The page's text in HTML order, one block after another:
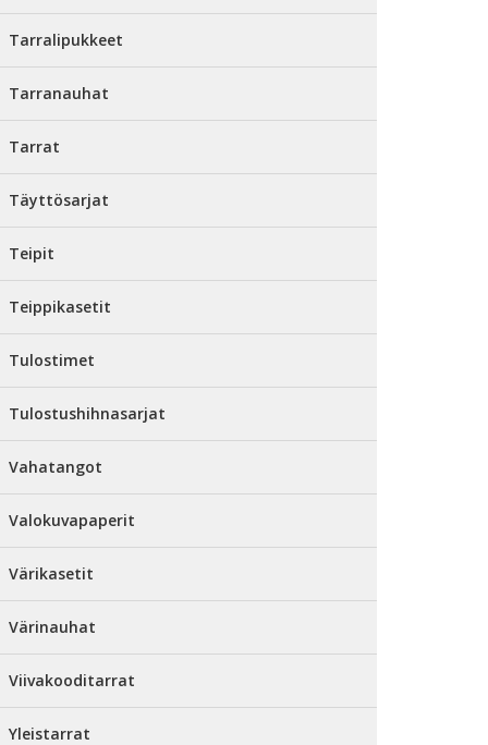
Tarralipukkeet
Tarranauhat
Tarrat
Täyttösarjat
Teipit
Teippikasetit
Tulostimet
Tulostushihnasarjat
Vahatangot
Valokuvapaperit
Värikasetit
Värinauhat
Viivakooditarrat
Yleistarrat